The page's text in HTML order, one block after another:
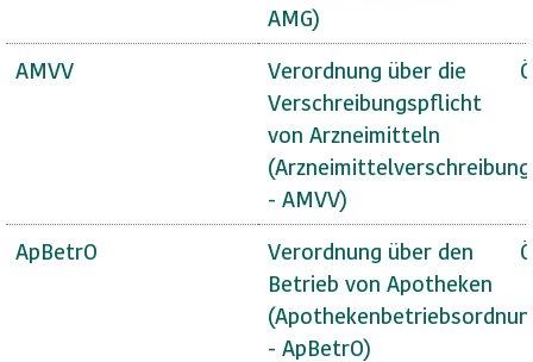
AMG)
AMVV
Verordnung über die
Verschreibungspflicht
von Arzneimitteln
- AMVV)
ApBetrO
Verordnung über den
Betrieb von Apotheken
- ApBetrO)